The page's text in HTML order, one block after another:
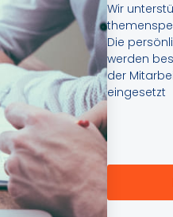
Wir
Die
werden
der
eingesetzt